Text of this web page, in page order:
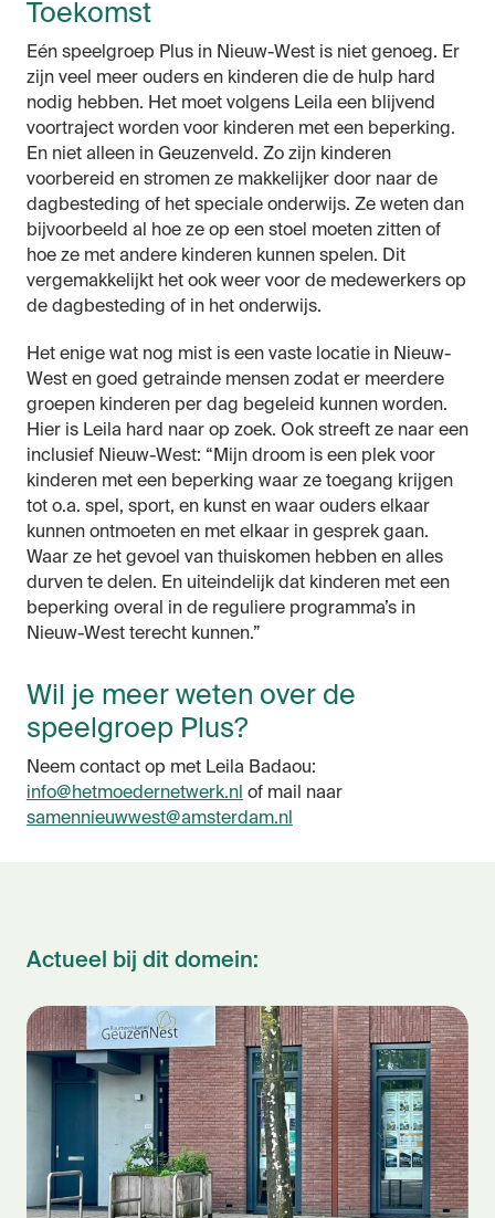
Toekomst
Eén speelgroep Plus in Nieuw-West is niet genoeg. Er
zijn veel meer ouders en kinderen die de hulp hard
nodig hebben. Het moet volgens Leila een blijvend
voortraject worden voor kinderen met een beperking.
En niet alleen in Geuzenveld. Zo zijn kinderen
voorbereid en stromen ze makkelijker door naar de
dagbesteding of het speciale onderwijs. Ze weten dan
bijvoorbeeld al hoe ze op een stoel moeten zitten of
hoe ze met andere kinderen kunnen spelen. Dit
vergemakkelijkt het ook weer voor de medewerkers op
de dagbesteding of in het onderwijs.
Het enige wat nog mist is een vaste locatie in Nieuw-
West en goed getrainde mensen zodat er meerdere
groepen kinderen per dag begeleid kunnen worden.
Hier is Leila hard naar op zoek. Ook streeft ze naar een
inclusief Nieuw-West: “Mijn droom is een plek voor
kinderen met een beperking waar ze toegang krijgen
tot o.a. spel, sport, en kunst en waar ouders elkaar
kunnen ontmoeten en met elkaar in gesprek gaan.
Waar ze het gevoel van thuiskomen hebben en alles
durven te delen. En uiteindelijk dat kinderen met een
beperking overal in de reguliere programma’s in
Nieuw-West terecht kunnen.”
Wil je meer weten over de
speelgroep Plus?
Neem contact op met Leila Badaou:
info@hetmoedernetwerk.nl of mail naar
samennieuwwest@amsterdam.nl
Actueel bij dit domein: